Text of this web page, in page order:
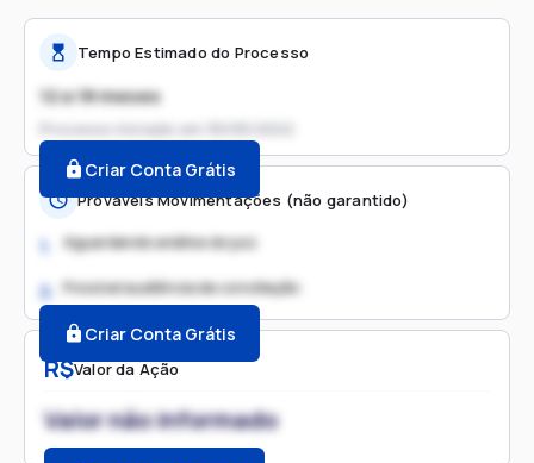
R$Valor da Ação
Valor não informado
Tempo Estimado do Processo
12 a 18 meses
Processo iniciado em
Criar Conta Grátis
Prováveis Movimentações (não garantido)
1. Aguardando análise do juiz
2. Possível audiência de conciliação
Criar Conta Grátis